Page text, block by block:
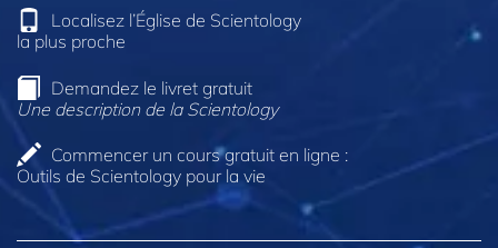
Localisez l’Église de Scientology
la plus proche
Demandez le livret gratuit
Une description de la Scientology
Commencer un cours gratuit en ligne :
Outils de Scientology pour la vie